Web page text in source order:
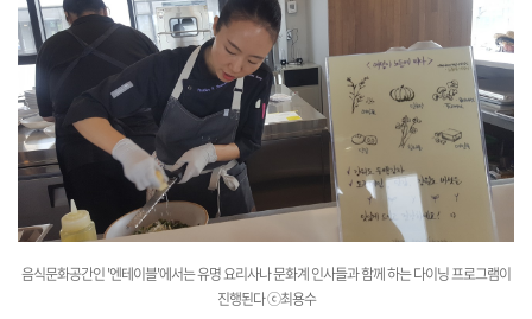
음식문화공간인 '엔테이블'에서는 유명 요리사나 문화계 인사들과 함께 하는 다이닝 프로그램이
진행된다ⓒ최용수